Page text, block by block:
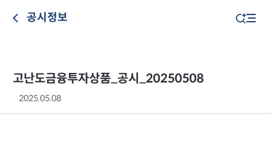
공시정보
고난도금융투자상품_공시_20250508
2025.05.08